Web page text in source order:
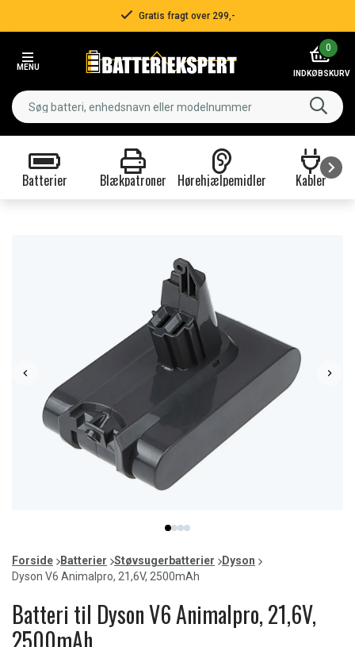
Gratis fragt over 299,-
MENU
0
INDKØBSKURV
Batterier Blækpatroner Hørehjælpemidler Kabler
item
0
item
1
item
2
item
3
of
4
Forside Batterier Støvsugerbatterier
Dyson
Dyson V6 Animalpro, 21,6V, 2500mAh
Batteri til Dyson V6 Animalpro, 21,6V,
2500mAh